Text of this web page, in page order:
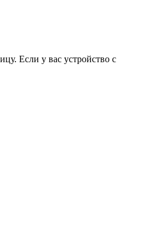
Если у вас устройство с